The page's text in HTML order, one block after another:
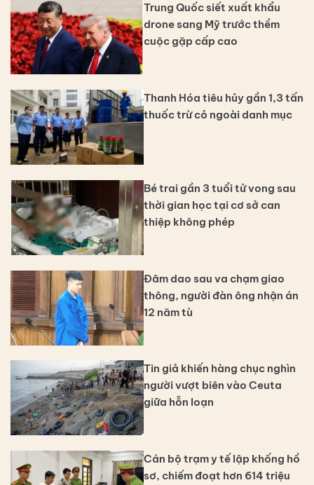
Trung Quốc siết xuất khẩu
drone sang Mỹ trước thềm
cuộc gặp cấp cao
Thanh Hóa tiêu hủy gần 1,3 tấn
thuốc trừ cỏ ngoài danh mục
Bé trai gần 3 tuổi tử vong sau
thời gian học tại cơ sở can
thiệp không phép
Đâm dao sau va chạm giao
thông, người đàn ông nhận án
12 năm tù
Tin giả khiến hàng chục nghìn
người vượt biên vào Ceuta
giữa hỗn loạn
Cán bộ trạm y tế lập khống hồ
sơ, chiếm đoạt hơn 614 triệu